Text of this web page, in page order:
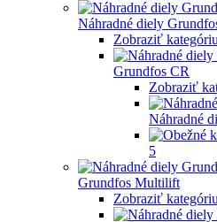
Náhradné diely
Zobraziť kategóriu
Grundfos CR
Zobraziť
Náhradné
5
Grundfos Multilift
Zobraziť kategóriu